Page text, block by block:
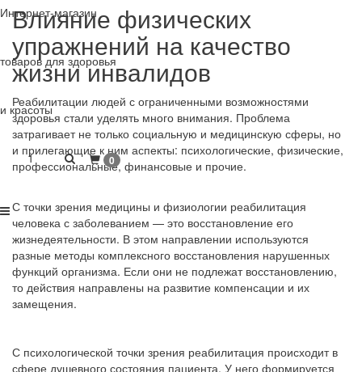
Интернет-магазин
товаров для здоровья
и красоты
1 0
Влияние физических
упражнений на качество
жизни инвалидов
Реабилитации людей с ограниченными возможностями
здоровья стали уделять много внимания. Проблема
затрагивает не только социальную и медицинскую сферы, но
и прилегающие к ним аспекты: психологические, физические,
профессиональные, финансовые и прочие.
С точки зрения медицины и физиологии реабилитация
человека с заболеванием — это восстановление его
жизнедеятельности. В этом направлении используются
разные методы комплексного восстановления нарушенных
функций организма. Если они не подлежат восстановлению,
то действия направлены на развитие компенсации и их
замещения.
С психологической точки зрения реабилитация происходит в
сфере душевного состояния пациента. У него формируется